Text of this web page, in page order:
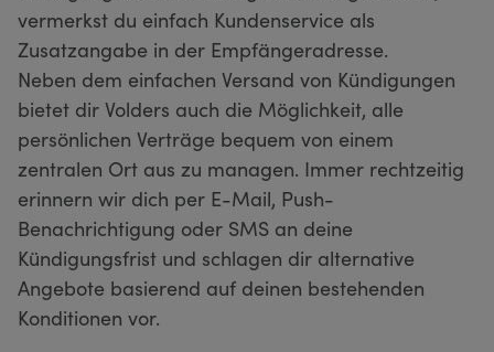
vermerkst du einfach Kundenservice als
Zusatzangabe in der Empfängeradresse.
Neben dem einfachen Versand von Kündigungen
bietet dir Volders auch die Möglichkeit, alle
persönlichen Verträge bequem von einem
zentralen Ort aus zu managen. Immer rechtzeitig
erinnern wir dich per E-Mail, Push-
Benachrichtigung oder SMS an deine
Kündigungsfrist und schlagen dir alternative
Angebote basierend auf deinen bestehenden
Konditionen vor.